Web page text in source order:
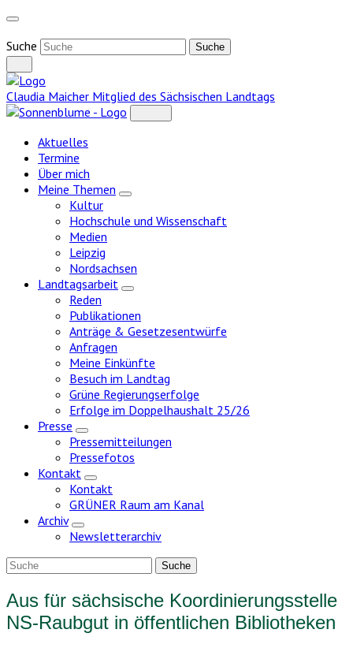
Weiter
Inhalt
Suche
Claudia Maicher Mitglied des Sächsischen Landtags
Aktuelles
Termine
Über mich
Meine Themen
Zeige
Kultur
Hochschule und Wissenschaft
Medien
Leipzig
Nordsachsen
Landtagsarbeit
Zeige
Reden
Publikationen
Anträge & Gesetzesentwürfe
Anfragen
Meine Einkünfte
Besuch im Landtag
Grüne Regierungserfolge
Erfolge im Doppelhaushalt 25/26
Presse
Zeige
Untermenü
Pressemitteilungen
Pressefotos
Kontakt
Zeige
Untermenü
Kontakt
GRÜNER Raum am Kanal
Archiv
Zeige
Untermenü
Newsletterarchiv
Aus für sächsische Koordinierungsstelle
NS-Raubgut in öffentlichen Bibliotheken